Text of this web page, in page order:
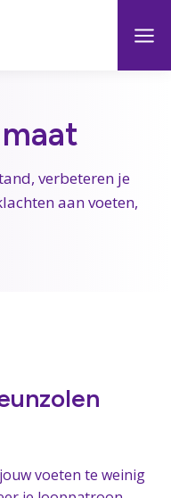
verbeteren je
aan voeten,
voeten te weinig